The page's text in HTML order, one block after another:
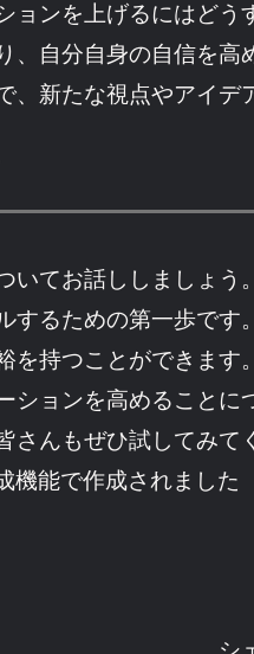
ョンを上げるにはど
、自分自身の自信を
新たな視点やアイデ
いてお話ししましょ
するための第一歩で
を持つことができま
ションを高めること
んもぜひ試してみて
機能で作成されました